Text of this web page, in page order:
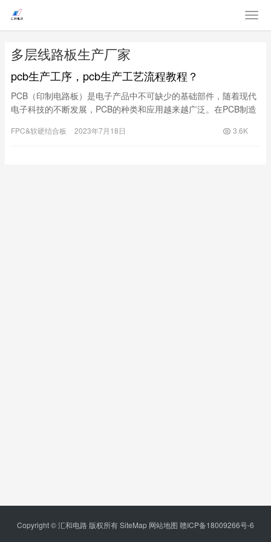
多层线路板生产厂家
pcb生产工序，pcb生产工艺流程教程？
PCB（印制电路板）是电子产品中不可缺少的基础部件，随着现代
电子科技的不断发展，PCB的种类和应用越来越广泛。在PCB制造
要。一、制版工艺流程制版是PCB生产
FPC&软硬结合板 2023年7月18日 3.6K
Copyright © 汇和电路 版权所有SiteMap 网站地图 赣ICP备18009266号-6